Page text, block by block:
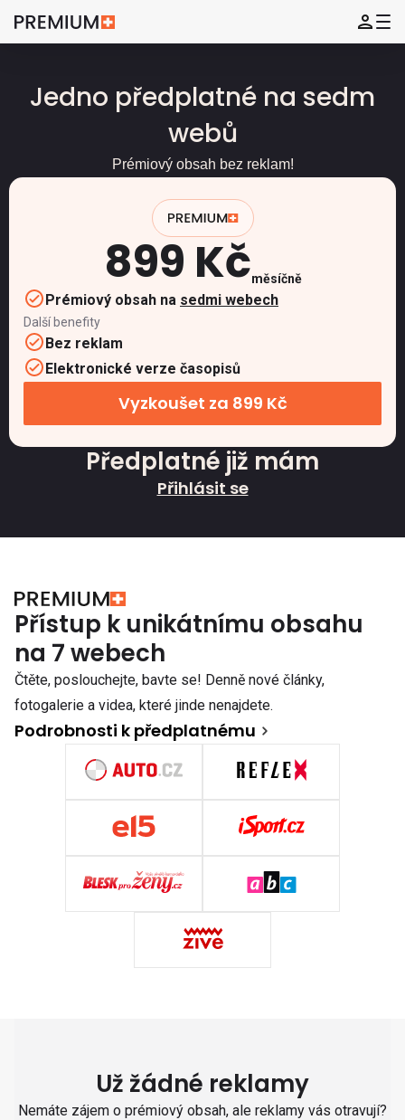
Jedno předplatné na sedm
webů
Prémiový obsah bez reklam!
899 Kčměsíčně
Prémiový obsah na sedmi webech
Další benefity
Bez reklam
Elektronické verze časopisů
Vyzkoušet za 899 Kč
Předplatné již mám
Přihlásit se
Přístup k unikátnímu obsahu
na 7 webech
Čtěte, poslouchejte, bavte se! Denně nové články,
fotogalerie a videa, které jinde nenajdete.
Podrobnosti k předplatnému
Už žádné reklamy
Nemáte zájem o prémiový obsah, ale reklamy vás otravují?